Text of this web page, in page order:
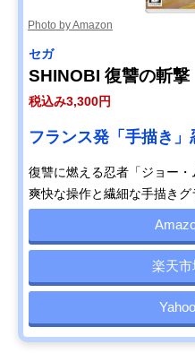
Photo by Amazon
セガ
SHINOBI 復讐の斬撃
税込み3,300円
フランス発「手描き
復讐に燃える忍者「ジョー・
爽快な操作と繊細な手描きグ
楽天市